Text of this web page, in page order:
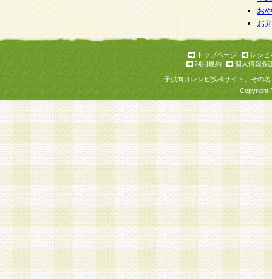
個人情報を与えることは任意ですが、個人情報
意をいただけない場合には、当社のサービスの
お問い合わせ・ご相談への対応ができない場合
お
お
トップページ
レシピ
利用規約
個人情報保
子供向けレシピ投稿サイト、その
Copyright